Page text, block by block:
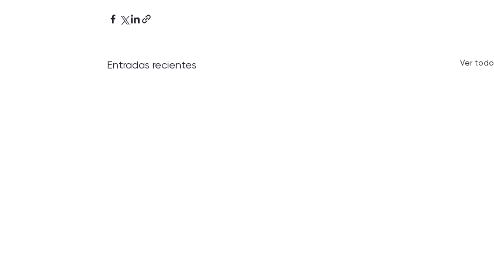
Entradas recientes Ver todo